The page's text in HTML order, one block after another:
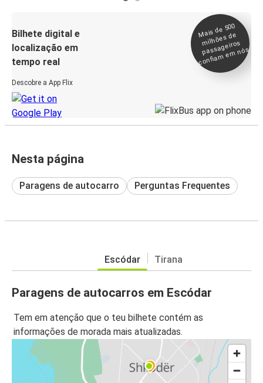
Bilhete digital e
localização em
tempo real
Descobre a App Flix
Mais de 500
milhões de
passageiros
confia
m e
m nós
Nesta página
Paragens de autocarro Perguntas Frequentes
Escódar Tirana
Paragens de autocarros em Escódar
Tem em atenção que o teu bilhete contém as
informações de morada mais atualizadas.